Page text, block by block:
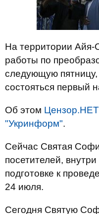
На территории
работы по
следующую
состояться первый
Об этом Цензор.НЕТ
"Укринформ".
Сейчас Святая
посетителей,
подготовке к
24 июля.
Сегодня Святую